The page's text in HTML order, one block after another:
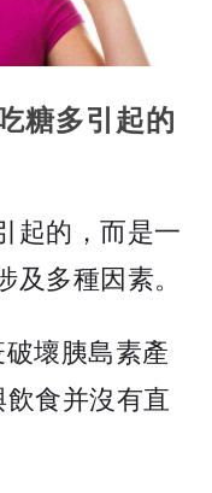
糖多引起的
起的，而是一
及多種因素。
壞胰島素產
食并沒有直